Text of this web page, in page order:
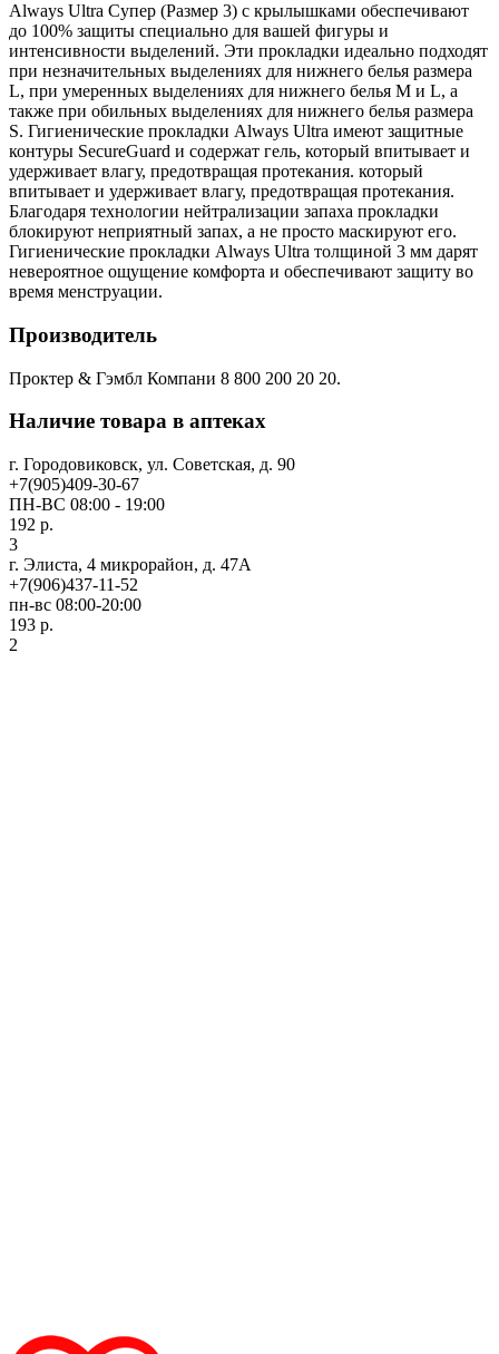
Always Ultra Супер (Размер 3) с крылышками обеспечивают
до 100% защиты специально для вашей фигуры и
интенсивности выделений. Эти прокладки идеально подходят
при незначительных выделениях для нижнего белья размера
L, при умеренных выделениях для нижнего белья M и L, а
также при обильных выделениях для нижнего белья размера
S. Гигиенические прокладки Always Ultra имеют защитные
контуры SecureGuard и содержат гель, который впитывает и
удерживает влагу, предотвращая протекания. который
впитывает и удерживает влагу, предотвращая протекания.
Благодаря технологии нейтрализации запаха прокладки
блокируют неприятный запах, а не просто маскируют его.
Гигиенические прокладки Always Ultra толщиной 3 мм дарят
невероятное ощущение комфорта и обеспечивают защиту во
время менструации.
Производитель
Проктер & Гэмбл Компани 8 800 200 20 20.
Наличие товара в аптеках
г. Городовиковск, ул. Советская, д. 90
+7(905)409-30-67
ПН-ВС 08:00 - 19:00
192 р.
3
г. Элиста, 4 микрорайон, д. 47А
+7(906)437-11-52
пн-вс 08:00-20:00
193 р.
2